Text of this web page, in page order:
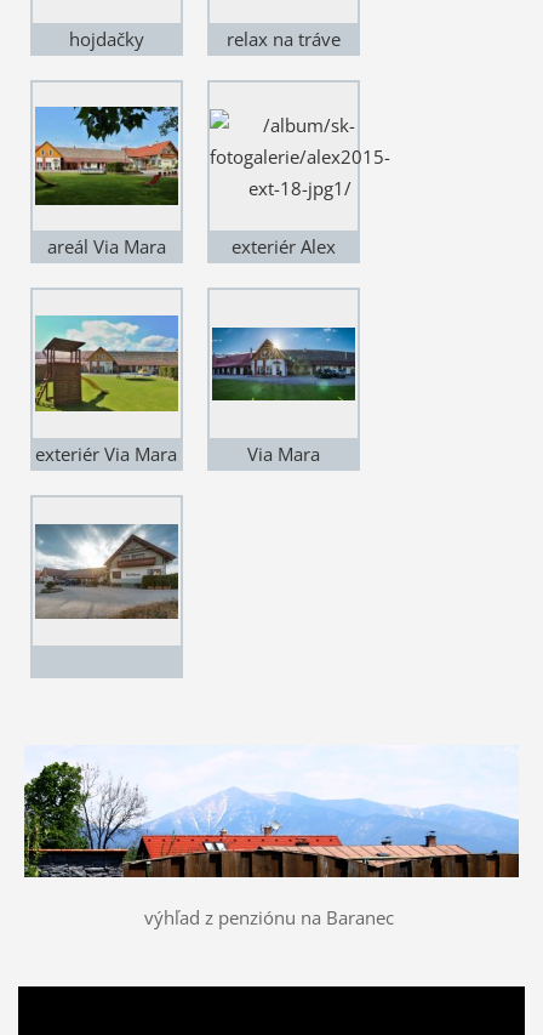
hojdačky relax na tráve
areál Via Mara exteriér Alex
exteriér Via Mara
Via Mara
výhľad z penziónu na Baranec